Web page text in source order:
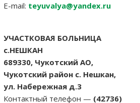
E-mail: teyuvalya@yandex.ru
УЧАСТКОВАЯ БОЛЬНИЦА
с.НЕШКАН
689330, Чукотский АО,
Чукотский район с. Нешкан,
ул. Набережная д.3
Контактный телефон — (42736)